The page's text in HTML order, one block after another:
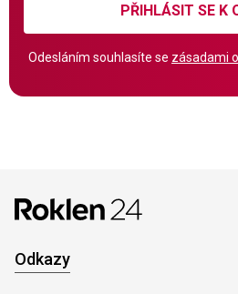
PŘIHLÁSIT SE K
Odesláním souhlasíte se zásadami
Odkazy